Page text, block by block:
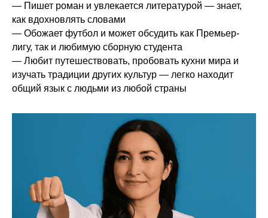
— Пишет роман и увлекается литературой — знает,
как вдохновлять словами
— Обожает футбол и может обсудить как Премьер-
лигу, так и любимую сборную студента
— Любит путешествовать, пробовать кухни мира и
изучать традиции других культур — легко находит
общий язык с людьми из любой страны